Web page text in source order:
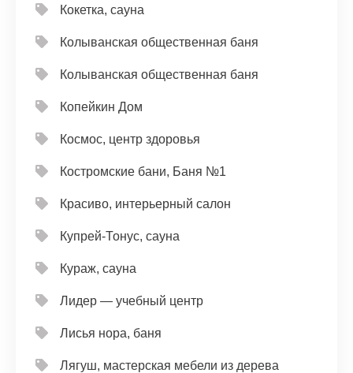
Кокетка, сауна
Колыванская общественная баня
Колыванская общественная баня
Копейкин Дом
Космос, центр здоровья
Костромские бани, Баня №1
Красиво, интерьерный салон
Купрей-Тонус, сауна
Кураж, сауна
Лидер — учебный центр
Лисья нора, баня
Лягуш, мастерская мебели из дерева